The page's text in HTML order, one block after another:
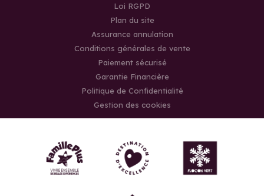
Loi RGPD
Plan du site
Assurance annulation
Conditions générales de vente
Paiement sécurisé
Garantie Financière
Politique de Confidentialité
Gestion des cookies